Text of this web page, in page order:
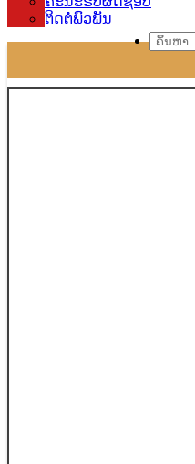
ຕິດຕໍ່ພົວພັນ